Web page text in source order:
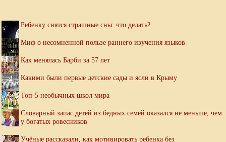
Ребенку снятся страшные сны: что делать?
Миф о несомненной пользе раннего изучения языков
Как менялась Барби за 57 лет
Какими были первые детские сады и ясли в Крыму
Топ-5 необычных школ мира
Словарный запас детей из бедных семей оказался не меньше, чем
у богатых ровесников
Учёные рассказали, как мотивировать ребенка без